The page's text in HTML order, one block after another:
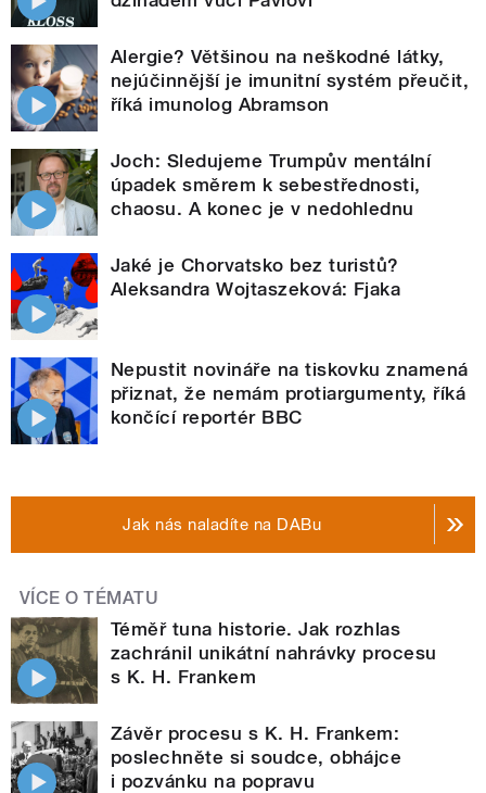
Alergie? Většinou na neškodné látky,
nejúčinnější je imunitní systém přeučit,
říká imunolog Abramson
Joch: Sledujeme Trumpův mentální
úpadek směrem k sebestřednosti,
chaosu. A konec je v nedohlednu
Jaké je Chorvatsko bez turistů?
Aleksandra Wojtaszeková: Fjaka
Nepustit novináře na tiskovku znamená
přiznat, že nemám protiargumenty, říká
končící reportér BBC
Jak nás naladíte na DABu
VÍCE O TÉMATU
Téměř tuna historie. Jak rozhlas
zachránil unikátní nahrávky procesu
s K. H. Frankem
Závěr procesu s K. H. Frankem:
poslechněte si soudce, obhájce
i pozvánku na popravu